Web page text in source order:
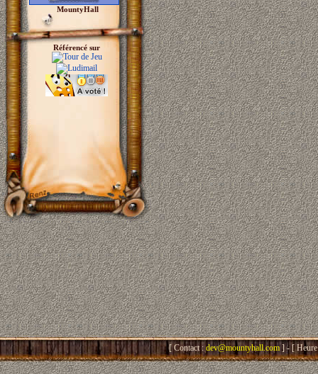
MountyHall
Référencé sur
[ Contact : dev@mountyhall.com] - [ Heure